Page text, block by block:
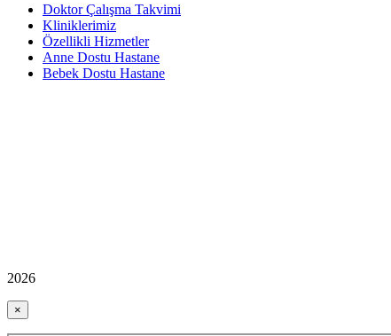
Doktor Çalışma Takvimi
Kliniklerimiz
Özellikli Hizmetler
Anne Dostu Hastane
Bebek Dostu Hastane
2026
×